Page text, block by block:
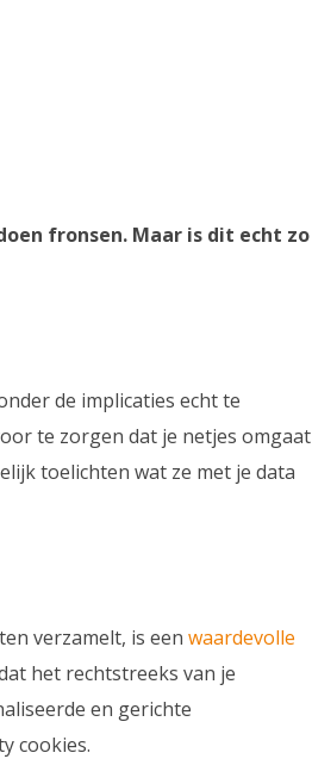
fronsen. Maar is dit echt zo
de implicaties echt te
te zorgen dat je netjes omgaat
toelichten wat ze met je data
verzamelt, is een waardevolle
het rechtstreeks van je
en gerichte
cookies.